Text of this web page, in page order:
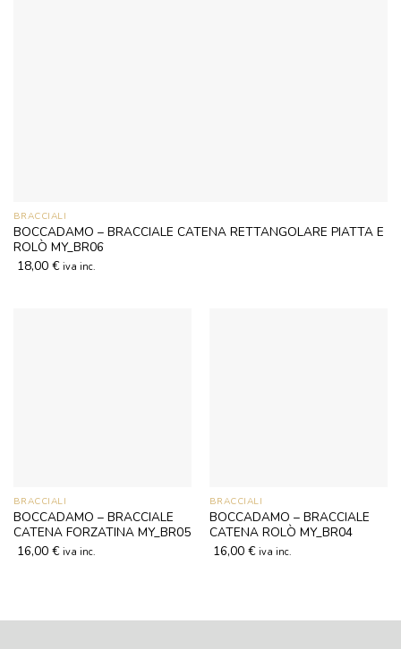
BRACCIALI
BOCCADAMO – BRACCIALE CATENA RETTANGOLARE PIATTA E
ROLÒ MY_BR06
18,00 € iva inc.
BRACCIALI
BOCCADAMO – BRACCIALE
CATENA FORZATINA MY_BR05
16,00 € iva inc.
BRACCIALI
BOCCADAMO – BRACCIALE
CATENA ROLÒ MY_BR04
16,00 € iva inc.